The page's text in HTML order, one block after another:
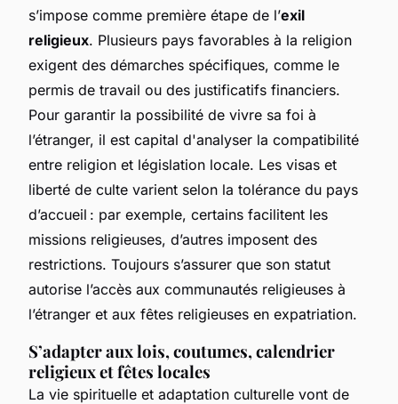
s’impose comme première étape de l’exil
religieux. Plusieurs pays favorables à la religion
exigent des démarches spécifiques, comme le
permis de travail ou des justificatifs financiers.
Pour garantir la possibilité de vivre sa foi à
l’étranger, il est capital d'analyser la compatibilité
entre religion et législation locale. Les visas et
liberté de culte varient selon la tolérance du pays
d’accueil : par exemple, certains facilitent les
missions religieuses, d’autres imposent des
restrictions. Toujours s’assurer que son statut
autorise l’accès aux communautés religieuses à
l’étranger et aux fêtes religieuses en expatriation.
S’adapter aux lois, coutumes, calendrier
religieux et fêtes locales
La vie spirituelle et adaptation culturelle vont de